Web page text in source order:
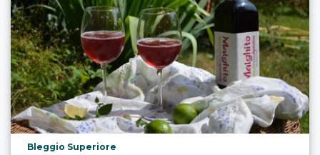
aria.poi_location_prefix
Bleggio Superiore